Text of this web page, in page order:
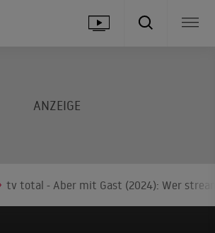
tv total - Aber mit Gast (2024): Wer